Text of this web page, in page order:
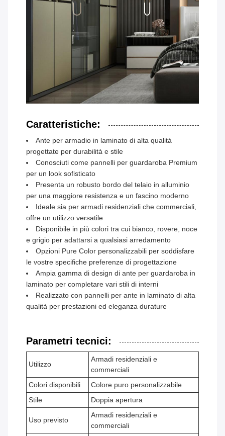
Caratteristiche:
Ante per armadio in laminato di alta qualità
progettate per durabilità e stile
Conosciuti come pannelli per guardaroba Premium
per un look sofisticato
Presenta un robusto bordo del telaio in alluminio
per una maggiore resistenza e un fascino moderno
Ideale sia per armadi residenziali che commerciali,
offre un utilizzo versatile
Disponibile in più colori tra cui bianco, rovere, noce
e grigio per adattarsi a qualsiasi arredamento
Opzioni Pure Color personalizzabili per soddisfare
le vostre specifiche preferenze di progettazione
Ampia gamma di design di ante per guardaroba in
laminato per completare vari stili di interni
Realizzato con pannelli per ante in laminato di alta
qualità per prestazioni ed eleganza durature
Parametri tecnici:
Utilizzo
Armadi residenziali e
commerciali
Colori disponibili
Colore puro personalizzabile
Stile
Doppia apertura
Uso previsto
Armadi residenziali e
commerciali